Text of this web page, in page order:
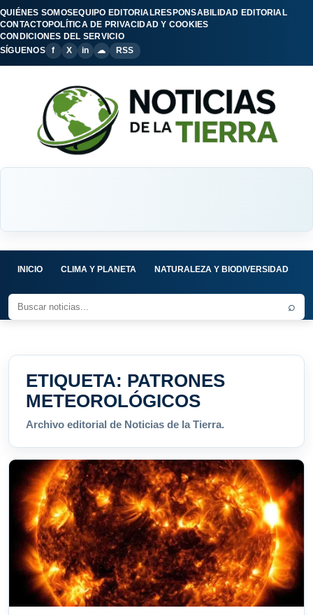
QUIÉNES SOMOSEQUIPO EDITORIALRESPONSABILIDAD EDITORIAL
CONTACTOPOLÍTICA DE PRIVACIDAD Y COOKIES
CONDICIONES DEL SERVICIO
SÍGUENOS
f X in ☁ RSS
INICIO CLIMA Y PLANETA NATURALEZA Y BIODIVERSIDAD
⌕
ETIQUETA: PATRONES
METEOROLÓGICOS
Archivo editorial de Noticias de la Tierra.